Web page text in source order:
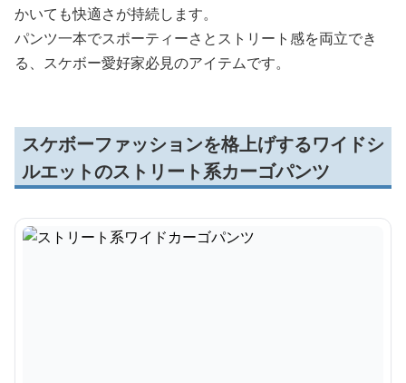
かいても快適さが持続します。
パンツ一本でスポーティーさとストリート感を両立でき
る、スケボー愛好家必見のアイテムです。
スケボーファッションを格上げするワイドシ
ルエットのストリート系カーゴパンツ